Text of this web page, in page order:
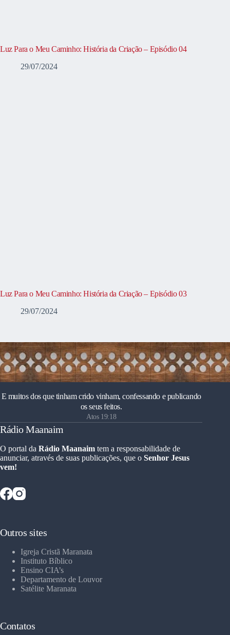
Luz Para o Meu Caminho: História da Criação – Episódio 04
29/07/2024
Luz Para o Meu Caminho: História da Criação – Episódio 03
29/07/2024
E muitos dos que tinham crido vinham, confessando e publicando
os seus feitos.
Atos 19:18
Rádio Maanaim
O portal da Rádio Maanaim tem a responsabilidade de
anunciar, através de suas publicações, que o Senhor Jesus
vem!
Outros sites
Igreja Cristã Maranata
Instituto Bíblico
Ensino CIA’s
Departamento de Louvor
Satélite Maranata
Contatos